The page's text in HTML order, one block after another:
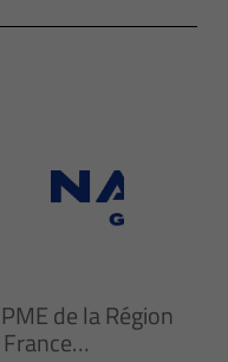
de la Région